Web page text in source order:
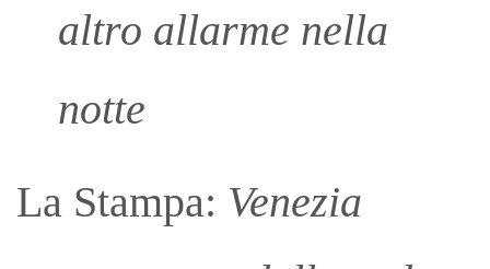
altro allarme nella
notte
La Stampa: Venezia